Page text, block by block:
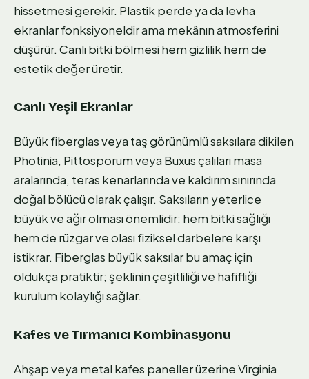
hissetmesi gerekir. Plastik perde ya da levha
ekranlar fonksiyoneldir ama mekânın atmosferini
düşürür. Canlı bitki bölmesi hem gizlilik hem de
estetik değer üretir.
Canlı Yeşil Ekranlar
Büyük fiberglas veya taş görünümlü saksılara dikilen
Photinia, Pittosporum veya Buxus çalıları masa
aralarında, teras kenarlarında ve kaldırım sınırında
doğal bölücü olarak çalışır. Saksıların yeterlice
büyük ve ağır olması önemlidir: hem bitki sağlığı
hem de rüzgar ve olası fiziksel darbelere karşı
istikrar. Fiberglas büyük saksılar bu amaç için
oldukça pratiktir; şeklinin çeşitliliği ve hafifliği
kurulum kolaylığı sağlar.
Kafes ve Tırmanıcı Kombinasyonu
Ahşap veya metal kafes paneller üzerine Virginia